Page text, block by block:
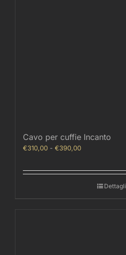
Cavo per cuffie Incanto
€310,00 - €390,00Fascia
€310,00Dettagli